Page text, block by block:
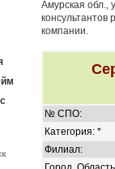
Амурская обл.,
консультантов
компании.
№ СПО:
Категория: *
Филиал: